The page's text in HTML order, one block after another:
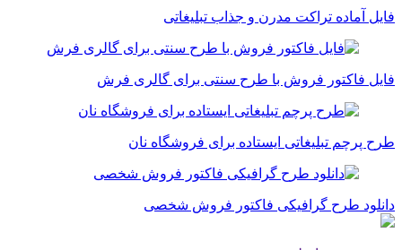
فایل آماده تراکت مدرن و جذاب تبلیغاتی
فایل فاکتور فروش با طرح سنتی برای گالری فرش
طرح پرچم تبلیغاتی ایستاده برای فروشگاه نان
دانلود طرح گرافیکی فاکتور فروش شخصی